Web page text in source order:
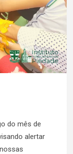
do mês de
alertar